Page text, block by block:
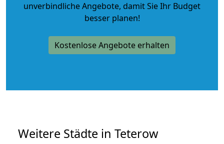
unverbindliche Angebote, damit Sie Ihr Budget
besser planen!
Kostenlose Angebote erhalten
Weitere Städte in Teterow